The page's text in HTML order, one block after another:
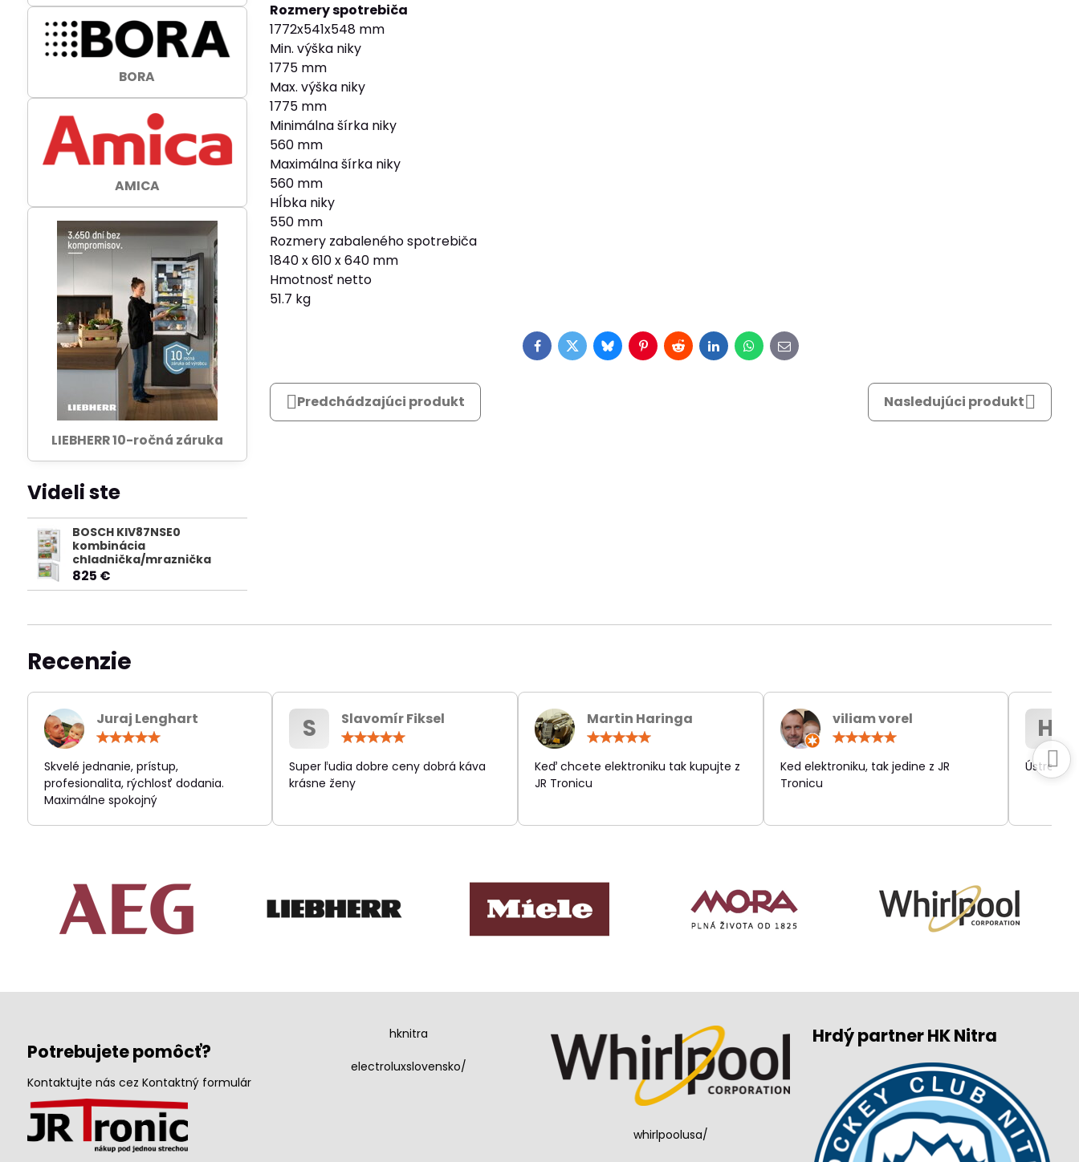
Rozmery spotrebiča
1772x541x548 mm
Min. výška niky
1775 mm
Max. výška niky
1775 mm
Minimálna šírka niky
560 mm
Maximálna šírka niky
560 mm
Hĺbka niky
550 mm
Rozmery zabaleného spotrebiča
1840 x 610 x 640 mm
Hmotnosť netto
51.7 kg
Facebook
TwitterBlueskyPinterest
RedditLinkedInWhatsApp
E-
mail
Predchádzajúci produkt Nasledujúci produkt
BORA
AMICA
LIEBHERR 10-ročná záruka
Videli ste
BOSCH KIV87NSE0
kombinácia
chladnička/mraznička
825 €
Recenzie
Juraj Lenghart
Skvelé jednanie, prístup,
profesionalita, rýchlosť dodania.
Maximálne spokojný
S
Slavomír Fiksel
/
5
Super ľudia dobre ceny dobrá káva
krásne ženy
Martin Haringa
/
5
Keď chcete elektroniku tak kupujte z
JR Tronicu
viliam vorel
/
5
Ked elektroniku, tak jedine z JR
Tronicu
H
Potrebujete pomôcť?
Kontaktujte nás cez Kontaktný formulár
hknitra
electroluxslovensko/
whirlpoolusa/
Hrdý partner HK Nitra